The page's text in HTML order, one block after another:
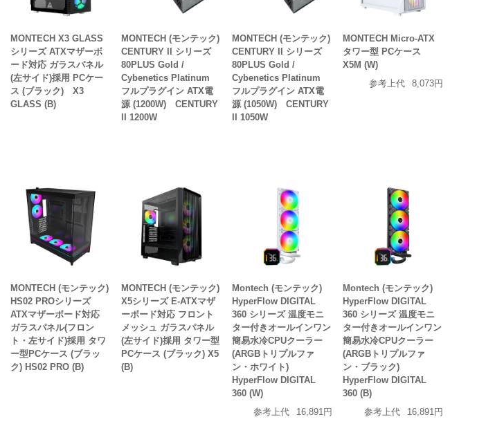
MONTECH X3 GLASS
シリーズ ATXマザーボ
ード対応 ガラスパネル
(左サイド)採用 PCケー
ス (ブラック) X3
GLASS (B)
MONTECH (モンテック)
CENTURY II シリーズ
80PLUS Gold /
Cybenetics Platinum
フルプラグイン ATX電
源 (1200W) CENTURY
II 1200W
MONTECH (モンテック)
CENTURY II シリーズ
80PLUS Gold /
Cybenetics Platinum
フルプラグイン ATX電
源 (1050W) CENTURY
II 1050W
MONTECH Micro-ATX
タワー型 PCケース
X5M (W)
参考上代
8,073円
MONTECH (モンテック)
HS02 PROシリーズ
ATXマザーボード対応
ガラスパネル(フロン
ト・左サイド)採用 タワ
ー型PCケース (ブラッ
ク) HS02 PRO (B)
MONTECH (モンテック)
X5シリーズ E-ATXマザ
ーボード対応 フロント
メッシュ ガラスパネル
(左サイド)採用 タワー型
PCケース (ブラック) X5
(B)
Montech (モンテック)
HyperFlow DIGITAL
360 シリーズ 温度モニ
ター付きオールインワン
簡易水冷CPUクーラー
(ARGBトリプルファ
ン・ホワイト)
HyperFlow DIGITAL
360 (W)
参考上代
16,891円
Montech (モンテック)
HyperFlow DIGITAL
360 シリーズ 温度モニ
ター付きオールインワン
簡易水冷CPUクーラー
(ARGBトリプルファ
ン・ブラック)
HyperFlow DIGITAL
360 (B)
参考上代
16,891円